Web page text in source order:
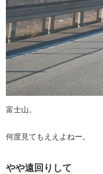
富士山。
何度見てもええよねー。
やや遠回りして